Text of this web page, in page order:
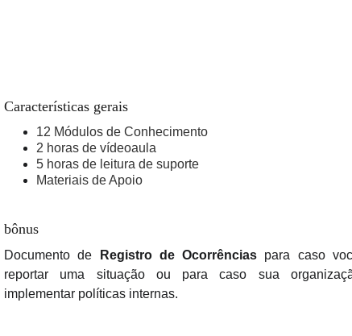
Características gerais
12 Módulos de Conhecimento
2 horas de vídeoaula
5 horas de leitura de suporte
Materiais de Apoio
bônus
Documento de Registro de Ocorrências para caso
reportar uma situação ou para caso sua
implementar políticas internas.